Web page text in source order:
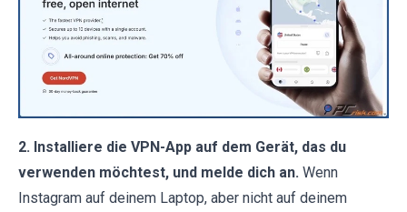
2. Installiere die VPN-App auf dem Gerät, das du
verwenden möchtest, und melde dich an. Wenn
Instagram auf deinem Laptop, aber nicht auf deinem